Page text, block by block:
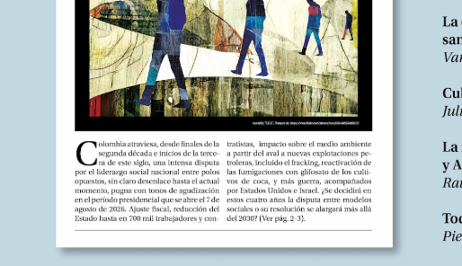
Ya en 1989, el actual primer secretario del PS, Jean-Claude
entre las limitaciones económicas y la desafección social, no
es el sálvese quien pueda general” (8). Veinticinco años después, en
1989, del 4%), los socialistas en el poder vuelven a justificar un
de la sociedad francesa. Cambadélis se lamentaba una vez más el
para los franceses de pura cepa y no para los de inmigración. Es